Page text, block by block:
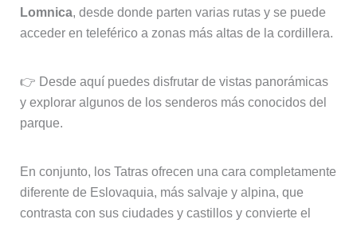
Lomnica, desde donde parten varias rutas y se puede
acceder en teleférico a zonas más altas de la cordillera.
👉 Desde aquí puedes disfrutar de vistas panorámicas
y explorar algunos de los senderos más conocidos del
parque.
En conjunto, los Tatras ofrecen una cara completamente
diferente de Eslovaquia, más salvaje y alpina, que
contrasta con sus ciudades y castillos y convierte el